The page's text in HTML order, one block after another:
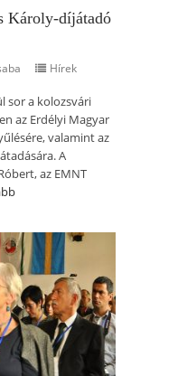
Károly-díjátadó
Hírek
sor a kolozsvári
az Erdélyi Magyar
valamint az
A
az EMNT